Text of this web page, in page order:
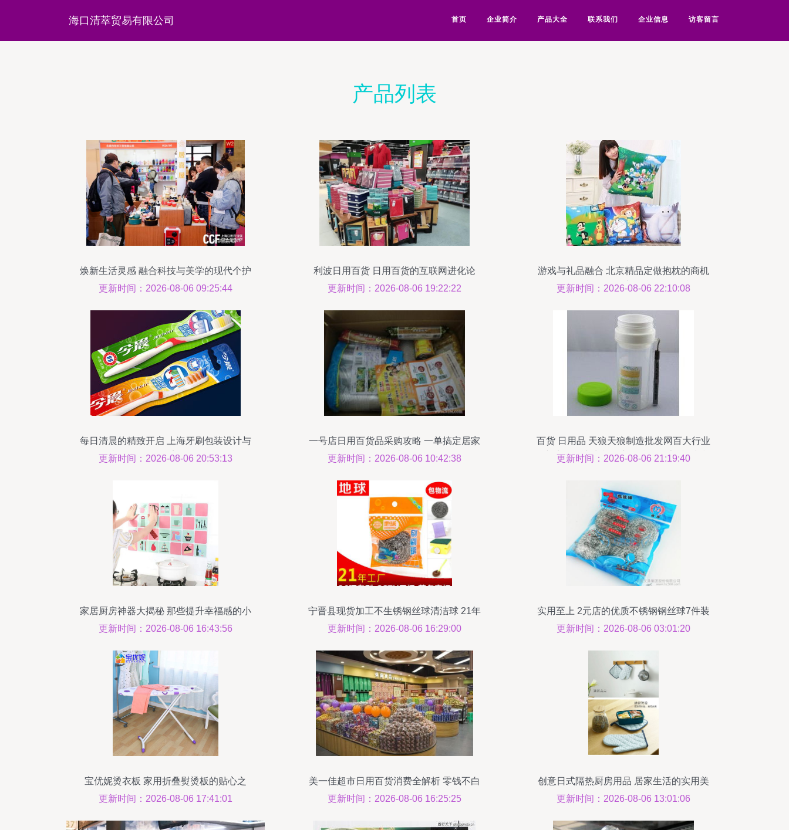
海口清萃贸易有限公司 首页 企业简介 产品大全 联系我们 企业信息 访客留言
产品列表
焕新生活灵感 融合科技与美学的现代个护
与日用新选择
更新时间：2026-08-06 09:25:44
利波日用百货 日用百货的互联网进化论
更新时间：2026-08-06 19:22:22
游戏与礼品融合 北京精品定做抱枕的商机
解密
更新时间：2026-08-06 22:10:08
每日清晨的精致开启 上海牙刷包装设计与
日用品美学
更新时间：2026-08-06 20:53:13
一号店日用百货品采购攻略 一单搞定居家
需求
更新时间：2026-08-06 10:42:38
百货 日用品 天狼天狼制造批发网百大行业
最新商品供应商机淘宝天狼网厂家, 模块 模
更新时间：2026-08-06 21:19:40
家居厨房神器大揭秘 那些提升幸福感的小
东西
更新时间：2026-08-06 16:43:56
宁晋县现货加工不生锈钢丝球清洁球 21年
匠心铸造，清洁日用品优选之道
更新时间：2026-08-06 16:29:00
实用至上 2元店的优质不锈钢钢丝球7件装
体验分享
更新时间：2026-08-06 03:01:20
宝优妮烫衣板 家用折叠熨烫板的贴心之
选，日用好物推荐
更新时间：2026-08-06 17:41:01
美一佳超市日用百货消费全解析 零钱不白
花
更新时间：2026-08-06 16:25:25
创意日式隔热厨房用品 居家生活的实用美
学
更新时间：2026-08-06 13:01:06